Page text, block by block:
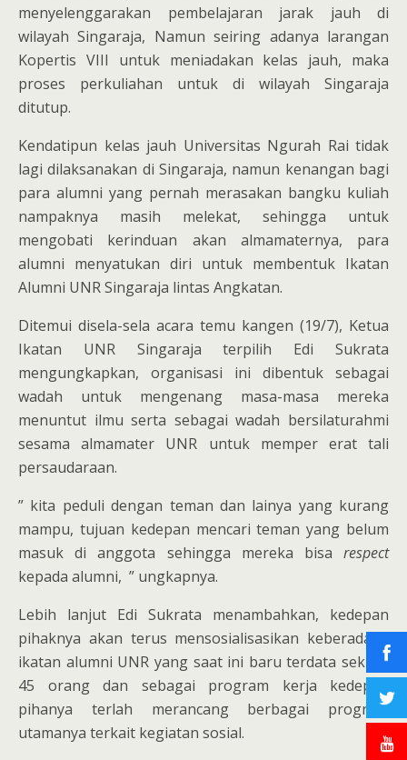
menyelenggarakan pembelajaran jarak jauh di
wilayah Singaraja, Namun seiring adanya larangan
Kopertis VIII untuk meniadakan kelas jauh, maka
proses perkuliahan untuk di wilayah Singaraja
ditutup.
Kendatipun kelas jauh Universitas Ngurah Rai tidak
lagi dilaksanakan di Singaraja, namun kenangan bagi
para alumni yang pernah merasakan bangku kuliah
nampaknya masih melekat, sehingga untuk
mengobati kerinduan akan almamaternya, para
alumni menyatukan diri untuk membentuk Ikatan
Alumni UNR Singaraja lintas Angkatan.
Ditemui disela-sela acara temu kangen (19/7), Ketua
Ikatan UNR Singaraja terpilih Edi Sukrata
mengungkapkan, organisasi ini dibentuk sebagai
wadah untuk mengenang masa-masa mereka
menuntut ilmu serta sebagai wadah bersilaturahmi
sesama almamater UNR untuk memper erat tali
persaudaraan.
” kita peduli dengan teman dan lainya yang kurang
mampu, tujuan kedepan mencari teman yang belum
masuk di anggota sehingga mereka bisa respect
kepada alumni, ” ungkapnya.
Lebih lanjut Edi Sukrata menambahkan, kedepan
pihaknya akan terus mensosialisasikan keberadaan
ikatan alumni UNR yang saat ini baru terdata sekitar
45 orang dan sebagai program kerja kedepan
pihanya terlah merancang berbagai program
utamanya terkait kegiatan sosial.